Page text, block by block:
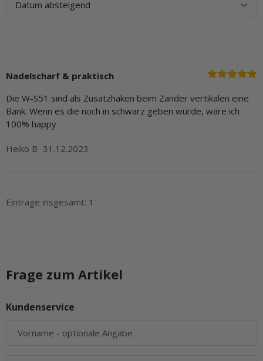
Nadelscharf & praktisch
Die W-S51 sind als Zusatzhaken beim Zander vertikalen eine
Bank. Wenn es die noch in schwarz geben würde, wäre ich
100% happy
Heiko B 31.12.2023
Einträge insgesamt: 1
Frage zum Artikel
Kundenservice
Vorname - optionale Angabe